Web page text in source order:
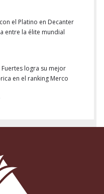
el Platino en Decanter
entre la élite mundial
Fuertes logra su mejor
en el ranking Merco